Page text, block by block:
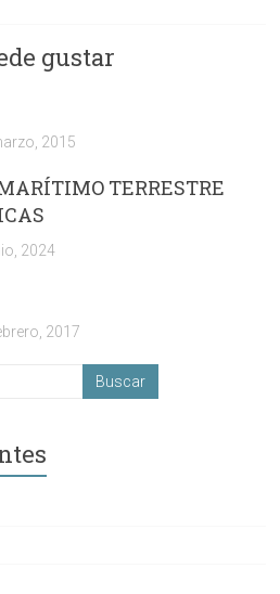
gustar
2015
TERRESTRE
2024
2017